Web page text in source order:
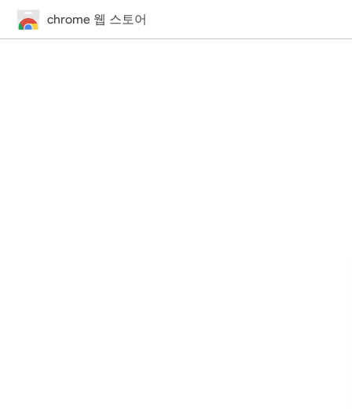
chrome 웹 스토어